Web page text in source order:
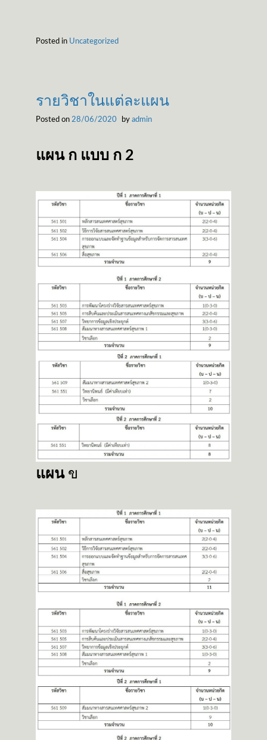
Posted in Uncategorized
รายวิชาในแต่ละแผน
Posted on 28/06/2020 by admin
แผน ก แบบ ก 2
แผน ข